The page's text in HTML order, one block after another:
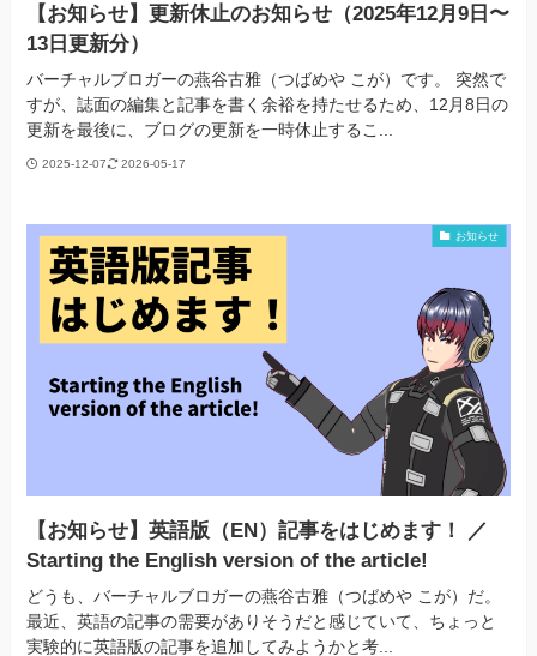
【お知らせ】更新休止のお知らせ（2025年12月9日〜
13日更新分）
バーチャルブロガーの燕谷古雅（つばめや こが）です。 突然で
すが、誌面の編集と記事を書く余裕を持たせるため、12月8日の
更新を最後に、ブログの更新を一時休止するこ...
2025-12-07 2026-05-17
お知らせ
【お知らせ】英語版（EN）記事をはじめます！ ／
Starting the English version of the article!
どうも、バーチャルブロガーの燕谷古雅（つばめや こが）だ。
最近、英語の記事の需要がありそうだと感じていて、ちょっと
実験的に英語版の記事を追加してみようかと考...